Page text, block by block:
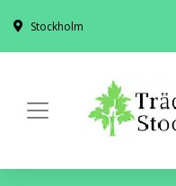
Stockholm